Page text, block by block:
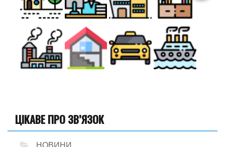
ЦІКАВЕ ПРО ЗВ’ЯЗОК